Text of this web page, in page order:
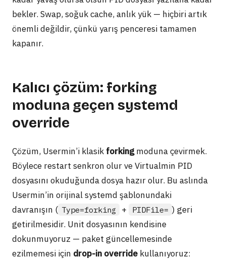
bekler. Swap, soğuk cache, anlık yük — hiçbiri artık
önemli değildir, çünkü yarış penceresi tamamen
kapanır.
Kalıcı çözüm: forking
moduna geçen systemd
override
Çözüm, Usermin’i klasik forkingmoduna çevirmek.
Böylece restart senkron olur ve Virtualmin PID
dosyasını okuduğunda dosya hazır olur. Bu aslında
Usermin’in orijinal systemd şablonundaki
davranışın ( Type=forking + PIDFile= ) geri
getirilmesidir. Unit dosyasının kendisine
dokunmuyoruz — paket güncellemesinde
ezilmemesi için drop-in override kullanıyoruz: